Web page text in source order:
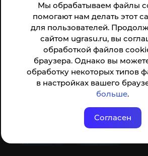
Мы обрабатываем файлы
помогают нам делать этот
для пользователей.
сайтом ugrasu.ru, вы
обработкой файлов
браузера. Однако вы
обработку некоторых типов
в настройках вашего
больше.
Согласен
организации:
Анкета доступна по QR-коду, а
ссылке
© ФГБОУ ВО ЮГУ